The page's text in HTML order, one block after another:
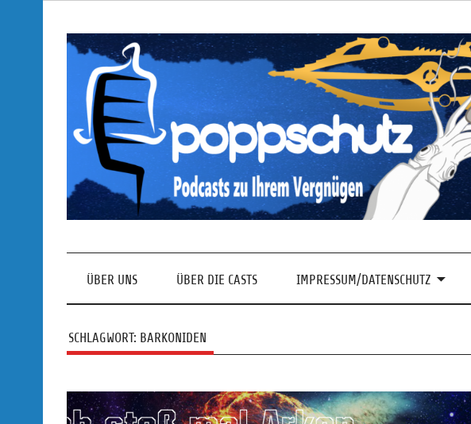
Podcasts zu Ihrem Vergnügen
ÜBER UNS ÜBER DIE CASTS IMPRESSUM/DATENSCHUTZ
SCHLAGWORT: BARKONIDEN